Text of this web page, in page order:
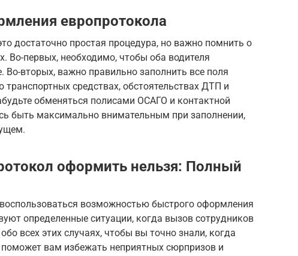
европротокола
достаточно простая процедура, но важно помнить о
Во-первых, необходимо, чтобы оба водителя
Во-вторых, важно правильно заполнить все поля
средствах, обстоятельствах ДТП и
обменяться полисами ОСАГО и контактной
быть максимально внимательным при заполнении,
оформить нельзя: Полный
возможностью быстрого оформления
определенные ситуации, когда вызов сотрудников
всех этих случаях, чтобы вы точно знали, когда
вам избежать неприятных сюрпризов и